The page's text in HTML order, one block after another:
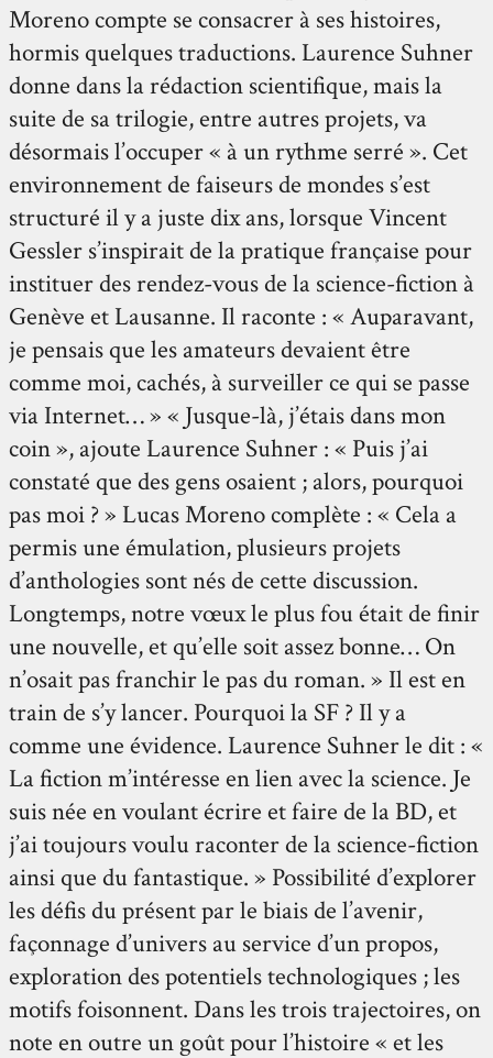
Moreno compte se consacrer à ses histoires,
hormis quelques traductions. Laurence Suhner
donne dans la rédaction scientifique, mais la
suite de sa trilogie, entre autres projets, va
désormais l’occuper « à un rythme serré ». Cet
environnement de faiseurs de mondes s’est
structuré il y a juste dix ans, lorsque Vincent
Gessler s’inspirait de la pratique française pour
instituer des rendez-vous de la science-fiction à
Genève et Lausanne. Il raconte : « Auparavant,
je pensais que les amateurs devaient être
comme moi, cachés, à surveiller ce qui se passe
via Internet… » « Jusque-là, j’étais dans mon
coin », ajoute Laurence Suhner : « Puis j’ai
constaté que des gens osaient ; alors, pourquoi
pas moi ? » Lucas Moreno complète : « Cela a
permis une émulation, plusieurs projets
d’anthologies sont nés de cette discussion.
Longtemps, notre vœux le plus fou était de finir
une nouvelle, et qu’elle soit assez bonne… On
n’osait pas franchir le pas du roman. » Il est en
train de s’y lancer. Pourquoi la SF ? Il y a
comme une évidence. Laurence Suhner le dit : «
La fiction m’intéresse en lien avec la science. Je
suis née en voulant écrire et faire de la BD, et
j’ai toujours voulu raconter de la science-fiction
ainsi que du fantastique. » Possibilité d’explorer
les défis du présent par le biais de l’avenir,
façonnage d’univers au service d’un propos,
exploration des potentiels technologiques ; les
motifs foisonnent. Dans les trois trajectoires, on
note en outre un goût pour l’histoire « et les